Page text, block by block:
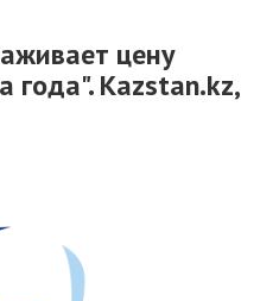
цену
года". Kazstan.kz,